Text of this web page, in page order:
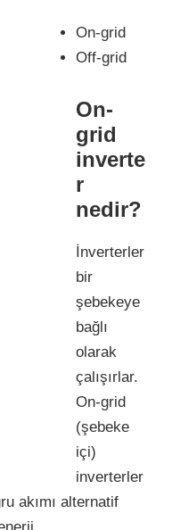
On-grid
Off-grid
On-
grid
inverte
r
nedir?
İnverterler
bir
şebekeye
bağlı
olarak
çalışırlar.
On-grid
(şebeke
içi)
inverterler
akımı alternatif